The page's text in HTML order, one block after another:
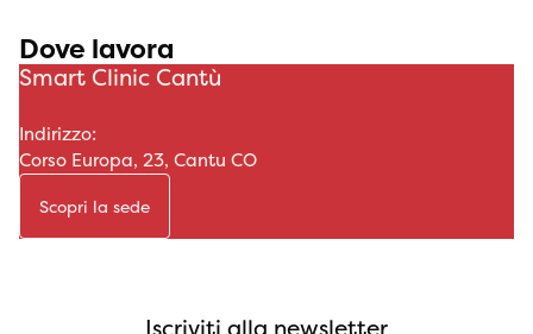
Dove lavora
Smart Clinic Cantù
Indirizzo:
Corso Europa, 23, Cantu CO
Scopri la sede